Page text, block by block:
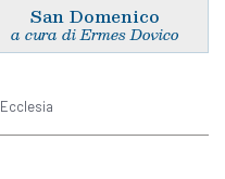
San Domenico
a cura di Ermes Dovico
Ecclesia